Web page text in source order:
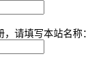
请填写本站名称：